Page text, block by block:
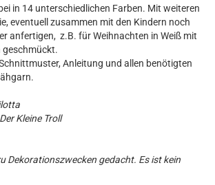
in 14 unterschiedlichen Farben. Mit weiteren
eventuell zusammen mit den Kindern noch
anfertigen, z.B. für Weihnachten in Weiß mit
geschmückt.
Anleitung und allen benötigten
Kleine Troll
Dekorationszwecken gedacht. Es ist kein